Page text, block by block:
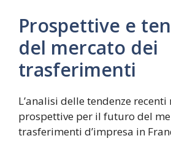
Prospettive e
del mercato dei
trasferimenti
L’analisi delle tendenze
prospettive per il futuro del
trasferimenti d’impresa in